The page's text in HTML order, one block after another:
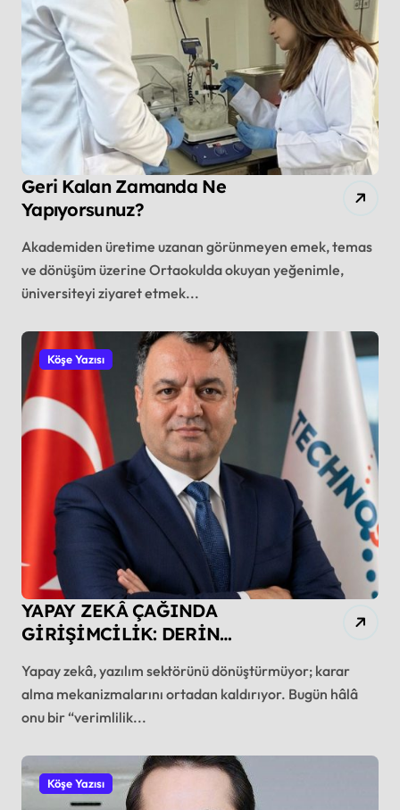
Geri Kalan Zamanda Ne
Yapıyorsunuz?
Akademiden üretime uzanan görünmeyen emek, temas
ve dönüşüm üzerine Ortaokulda okuyan yeğenimle,
üniversiteyi ziyaret etmek...
Köşe Yazısı
YAPAY ZEKÂ ÇAĞINDA
GİRİŞİMCİLİK: DERİN
DEĞERE DÖNÜŞÜM
Yapay zekâ, yazılım sektörünü dönüştürmüyor; karar
alma mekanizmalarını ortadan kaldırıyor. Bugün hâlâ
onu bir “verimlilik...
Köşe Yazısı